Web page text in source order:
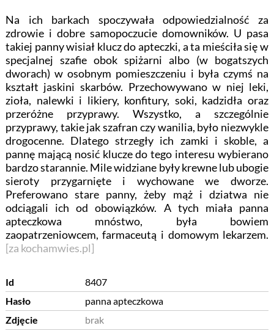
Na ich barkach spoczywała odpowiedzialność za
zdrowie i dobre samopoczucie domowników. U pasa
takiej panny wisiał klucz do apteczki, a ta mieściła się w
specjalnej szafie obok spiżarni albo (w bogatszych
dworach) w osobnym pomieszczeniu i była czymś na
kształt jaskini skarbów. Przechowywano w niej leki,
zioła, nalewki i likiery, konfitury, soki, kadzidła oraz
przeróżne przyprawy. Wszystko, a szczególnie
przyprawy, takie jak szafran czy wanilia, było niezwykle
drogocenne. Dlatego strzegły ich zamki i skoble, a
pannę mającą nosić klucze do tego interesu wybierano
bardzo starannie. Mile widziane były krewne lub ubogie
sieroty przygarnięte i wychowane we dworze.
Preferowano stare panny, żeby mąż i dziatwa nie
odciągali ich od obowiązków. A tych miała panna
apteczkowa mnóstwo, była bowiem
zaopatrzeniowcem, farmaceutą i domowym lekarzem.
[za kochamwies.pl]
Id
8407
Hasło
panna apteczkowa
Zdjęcie
brak